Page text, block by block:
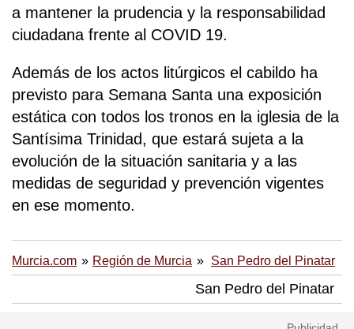
a mantener la prudencia y la responsabilidad
ciudadana frente al COVID 19.
Además de los actos litúrgicos el cabildo ha
previsto para Semana Santa una exposición
estática con todos los tronos en la iglesia de la
Santísima Trinidad, que estará sujeta a la
evolución de la situación sanitaria y a las
medidas de seguridad y prevención vigentes
en ese momento.
Murcia.com Región de Murcia San Pedro del Pinatar
San Pedro del Pinatar